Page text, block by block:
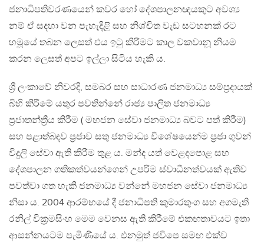
ජනාධිපතිවරණයෙන් කවර හෝ දේශපාලනඥයකුට අවශ්‍ය
නම් ඒ සදහා වන පැහැදිළි සහ නිශ්චිත වැඩ සටහනක් රට
හමූයේ තබන ලෙසත් එය ඉටු කිරීමට කාල වකවානූ නියම
කරන ලෙසත් අපට ඉල්ලා සිටිය හැකි ය.
ශ්‍රී ලංකාවේ නිවරදි, සමබර සහ සාධාරණ ජනමාධ්‍ය සම්ප්‍රදායක්
බිහි කිරීමේ යතුර පවතින්නේ රාජ්‍ය පාලිත ජනමාධ්‍ය
ප්‍රජාතන්ත්‍රීය කිරීම ( මහජන සේවා ජනමාධ්‍ය බවට පත් කිරීම)
සහ පළාත්බඳව ප්‍රජාව සතු ජනමාධ්‍ය විශේෂයෙන්ම ප්‍රජා ගුවන්
විදුලි සේවා ඇති කිරීම තුළ ය. මන්ද යත් වෙළදපොළ සහ
දේශපාලන ගතිකත්වයන්ගෙන් උපරිම ස්වාධීනත්වයක් ඇතිව
පවත්වා ගත හැකි ජනමාධ්‍ය වන්නේ මහජන සේවා ජනමාධ්‍ය
නිසා ය. 2004 ආරම්භයේ දී ජනාධිපති කුමාරතුංග සහ අගමැති
රනිල් වික්‍රමසිංහ මෙම වෙනස ඇති කිරීමේ එකඟතාවයට ඉතා
ආසන්නයටම පැමිණියේ ය. එනමුත් ජවිපෙ සමඟ එක්ව